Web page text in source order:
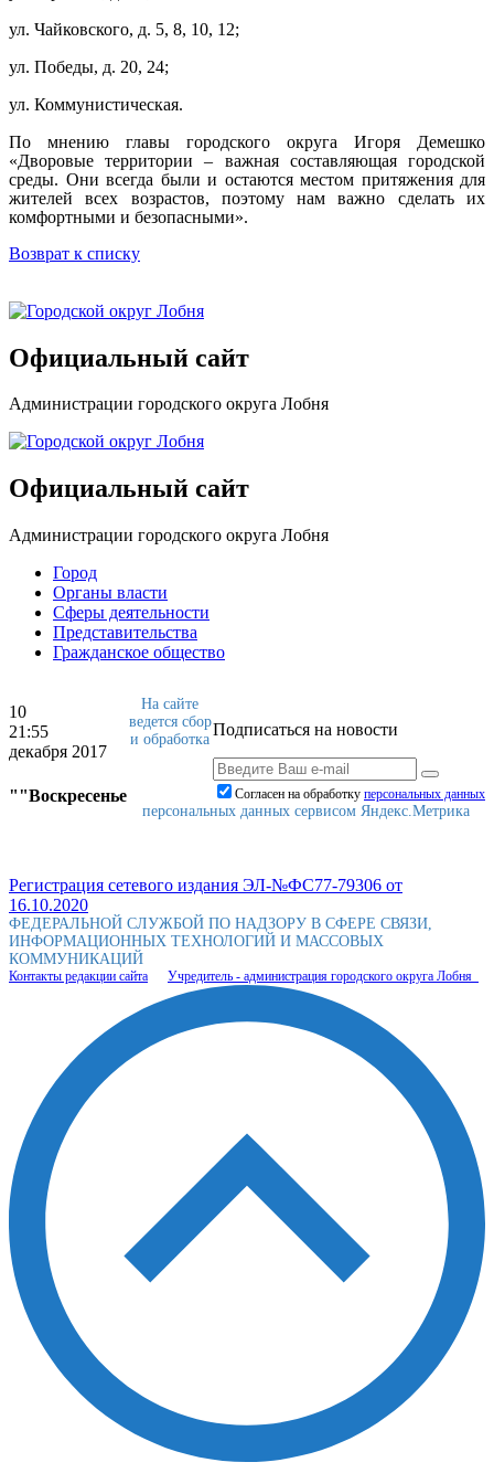
ул. Чайковского, д. 5, 8, 10, 12;
ул. Победы, д. 20, 24;
ул. Коммунистическая.
По мнению главы городского округа Игоря Демешко
«Дворовые территории – важная составляющая городской
среды. Они всегда были и остаются местом притяжения для
жителей всех возрастов, поэтому нам важно сделать их
комфортными и безопасными».
Возврат к списку
Официальный сайт
Администрации городского округа Лобня
Официальный сайт
Администрации городского округа Лобня
Город
Органы власти
Сферы деятельности
Представительства
Гражданское общество
10
21:55
декабря 2017
""Воскресенье
Подписаться на новости
Согласен на обработку персональныx данных
На сайте
ведется сбор
и обработка
персональных данных сервисом Яндекс.Метрика
Регистрация сетевого издания ЭЛ-№ФС77-79306 от
16.10.2020
ФЕДЕРАЛЬНОЙ СЛУЖБОЙ ПО НАДЗОРУ В СФЕРЕ СВЯЗИ,
ИНФОРМАЦИОННЫХ ТЕХНОЛОГИЙ И МАССОВЫХ
КОММУНИКАЦИЙ
Контакты редакции сайта Учредитель - администрация городского округа Лобня